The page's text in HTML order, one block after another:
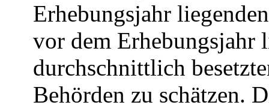
Erhebungsjahr
vor dem Erhebungsjahr
durchschnittlich
Behörden zu schätzen.